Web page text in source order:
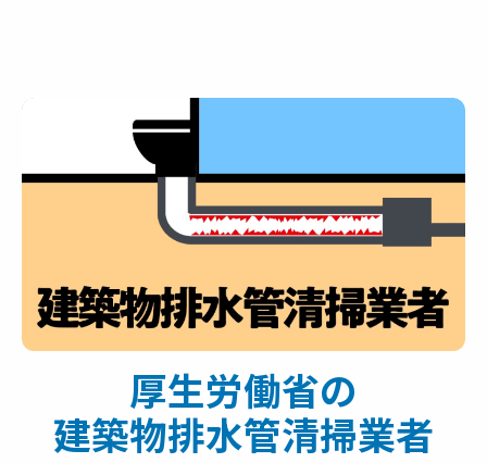
厚生労働省の
建築物排水管清掃業者